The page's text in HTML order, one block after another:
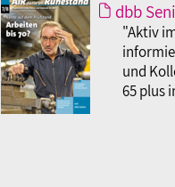
dbb
"Aktiv
und
65 plus